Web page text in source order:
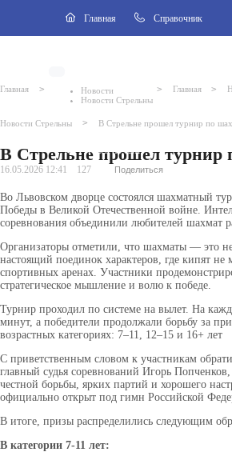
Главная Cправочник
Версия для слабовидящих
Поиск по сайту
Главная >
Новости
Новости Стрельны
> Главная >
Новости Стрельны > В Стрельне прошел турнир по
В Стрельне прошел турнир
16.05.2026 12:41 127 Поделиться
Во Львовском дворце состоялся шахматный
Победы в Великой Отечественной войне.
соревнования объединили любителей шахмат
Организаторы отметили, что шахматы — это
настоящий поединок характеров, где кипят не
спортивных аренах. Участники
стратегическое мышление и волю к победе.
Турнир проходил по системе на вылет. На
минут, а победители продолжали борьбу за
возрастных категориях: 7–11, 12–15 и 16+ лет
С приветственным словом к участникам
главный судья соревнований Игорь
честной борьбы, ярких партий и хорошего
официально открыт под гимн Российской
В итоге, призы распределились следующим
В категории 7-11 лет: